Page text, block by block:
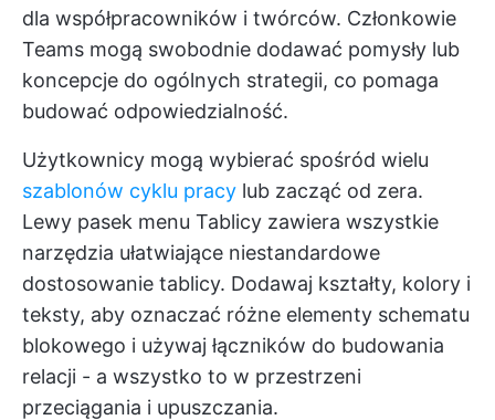
dla współpracowników i twórców. Członkowie
Teams mogą swobodnie dodawać pomysły lub
koncepcje do ogólnych strategii, co pomaga
budować odpowiedzialność.
Użytkownicy mogą wybierać spośród wielu
szablonów cyklu pracy lub zacząć od zera.
Lewy pasek menu Tablicy zawiera wszystkie
narzędzia ułatwiające niestandardowe
dostosowanie tablicy. Dodawaj kształty, kolory i
teksty, aby oznaczać różne elementy schematu
blokowego i używaj łączników do budowania
relacji - a wszystko to w przestrzeni
przeciągania i upuszczania.